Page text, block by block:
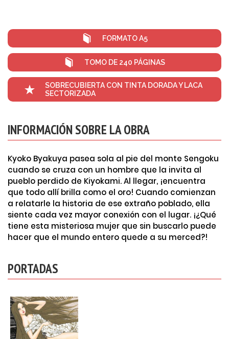
FORMATO A5
TOMO DE 240 PÁGINAS
SOBRECUBIERTA CON TINTA DORADA Y LACA
SECTORIZADA
INFORMACIÓN SOBRE LA OBRA
Kyoko Byakuya pasea sola al pie del monte Sengoku
cuando se cruza con un hombre que la invita al
pueblo perdido de Kiyokami. Al llegar, ¡encuentra
que todo allí brilla como el oro! Cuando comienzan
a relatarle la historia de ese extraño poblado, ella
siente cada vez mayor conexión con el lugar. ¡¿Qué
tiene esta misteriosa mujer que sin buscarlo puede
hacer que el mundo entero quede a su merced?!
PORTADAS